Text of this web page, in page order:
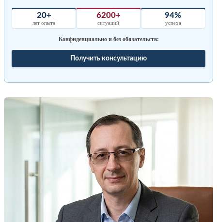
20+
лет опыта
6200+
ситуаций
94%
успеха
Конфиденциально и без обязательств:
Получить консультацию